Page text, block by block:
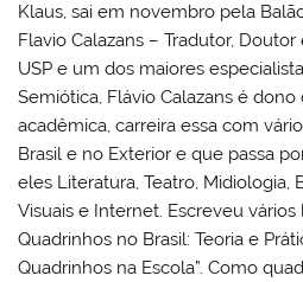
Klaus, sai em novembro pela
Flavio Calazans – Tradutor,
USP e um dos maiores
Semiótica, Flávio Calazans é
acadêmica, carreira essa com
Brasil e no Exterior e que passa
eles Literatura, Teatro, Midiologia,
Visuais e Internet. Escreveu
Quadrinhos no Brasil: Teoria e
Quadrinhos na Escola”. Como